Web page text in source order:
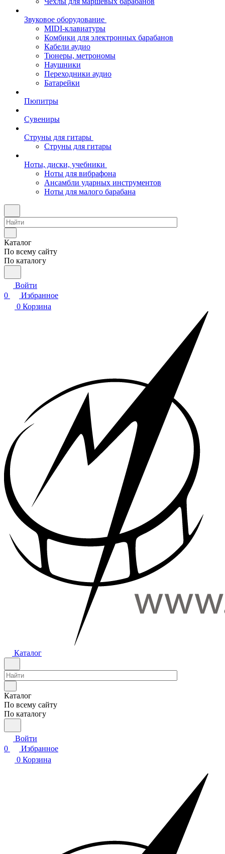
Звуковое оборудование
MIDI-клавиатуры
Комбики для электронных барабанов
Кабели аудио
Тюнеры, метрономы
Наушники
Переходники аудио
Батарейки
Пюпитры
Сувениры
Струны для гитары
Струны для гитары
Ноты, диски, учебники
Ноты для вибрафона
Ансамбли ударных инструментов
Ноты для малого барабана
Каталог
По всему сайту
По каталогу
Войти
0
Избранное
0 Корзина
Каталог
Каталог
По всему сайту
По каталогу
Войти
0
Избранное
0 Корзина